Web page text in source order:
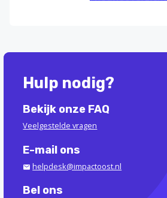
Hulp nodig?
Bekijk onze FAQ
Veelgestelde vragen
E-mail ons
helpdesk@impactoost.nl
Bel ons